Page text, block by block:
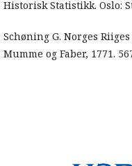
Historisk Statistikk. Oslo:
Schøning G. Norges
Mumme og Faber, 1771.